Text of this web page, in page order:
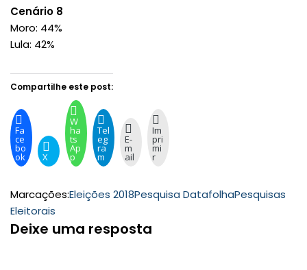
Cenário 8
Moro: 44%
Lula: 42%
Compartilhe este post:
Fa
ce
bo
ok X
W
ha
ts
Ap
p
Tel
eg
ra
m
E-
m
ail
Im
pri
mi
r
Marcações:Eleições 2018Pesquisa DatafolhaPesquisas
Eleitorais
Deixe uma resposta